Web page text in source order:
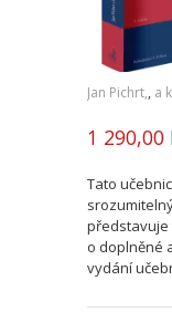
Jan Pichrt,, a
1 290,00
Tato
představuje
o doplněné
vydání